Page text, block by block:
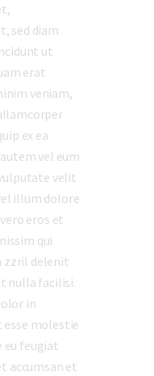
sed diam
ut
erat
veniam,
ex ea
vel eum
velit
illum dolore
eros et
qui
zzril delenit
nulla facilisi.
in
molestie
eu feugiat
accumsan et